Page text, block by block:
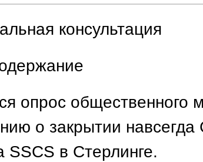
консультация
опрос общественного
о закрытии навсегда
SSCS в Стерлинге.